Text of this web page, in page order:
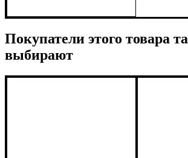
Покупатели этого товара
выбирают